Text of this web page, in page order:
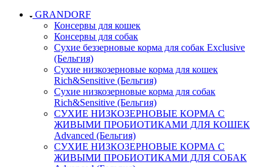
GRANDORF
Консервы для кошек
Консервы для собак
Сухие беззерновые корма для собак Exclusive
(Бельгия)
Сухие низкозерновые корма для кошек
Rich&Sensitive (Бельгия)
Сухие низкозерновые корма для собак
Rich&Sensitive (Бельгия)
СУХИЕ НИЗКОЗЕРНОВЫЕ КОРМА С
ЖИВЫМИ ПРОБИОТИКАМИ ДЛЯ КОШЕК
Advanced (Бельгия)
СУХИЕ НИЗКОЗЕРНОВЫЕ КОРМА С
ЖИВЫМИ ПРОБИОТИКАМИ ДЛЯ СОБАК